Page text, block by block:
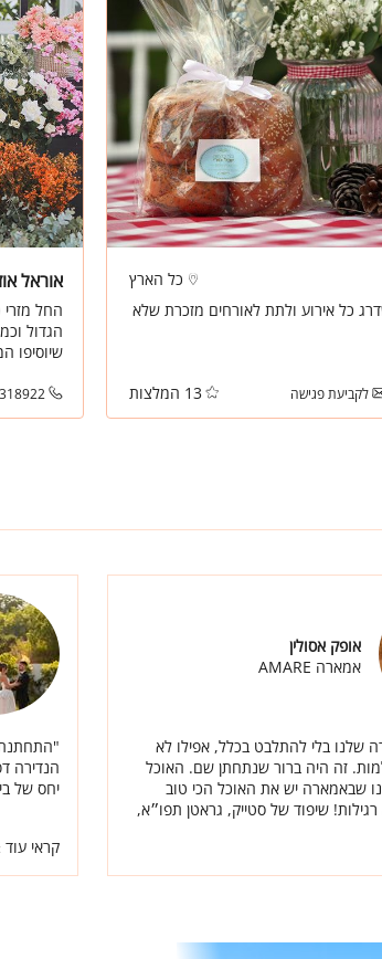
כל הארץ
דרך יפה ומקורית ,לשדרג כל אירוע ולתת לאורחים מזכרת שלא
לקביעת פגישה 13 המלצות
אוראל
החל
הגדול
שיוסיפו
אופק אסולין
אמארה AMARE
שלנו בלי להתלבט בכלל, אפילו לא
זה היה ברור שנתחתן שם. האוכל
שבאמארה יש את האוכל הכי טוב
רגילות! שיפוד של סטייק, גראטן תפו״א,
הנדירה
יחס של
קראי עוד